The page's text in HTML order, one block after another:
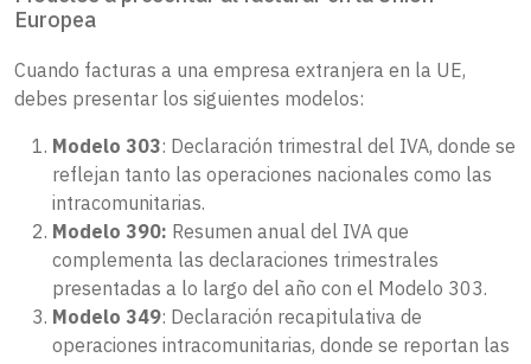
Europea
Cuando facturas a una empresa extranjera en la UE,
debes presentar los siguientes modelos:
Modelo 303: Declaración trimestral del IVA, donde se
reflejan tanto las operaciones nacionales como las
intracomunitarias.
Modelo 390: Resumen anual del IVA que
complementa las declaraciones trimestrales
presentadas a lo largo del año con el Modelo 303.
Modelo 349: Declaración recapitulativa de
operaciones intracomunitarias, donde se reportan las